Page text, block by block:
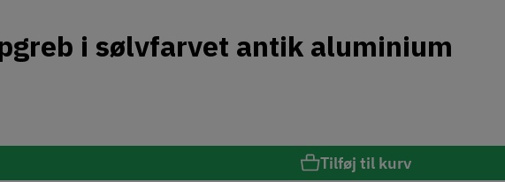
i sølvfarvet antik aluminium
Tilføj til kurv